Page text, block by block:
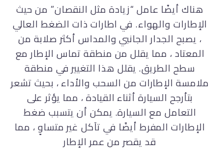
هناك أيضًا عامل “زيادة مثل النقصان” من حيث
الإطارات والهواء. في اطارات ذات الضغط العالي
، يصبح الجدار الجانبي والمداس أكثر صلابة من
المعتاد ، مما يقلل من منطقة تماس الإطار مع
سطح الطريق. يقلل هذا التغيير في منطقة
ملامسة الإطارات من السحب والأداء ، بحيث تشعر
بتأرجح السيارة أثناء القيادة ، مما يؤثر على
التعامل مع السيارة. يمكن أن يتسبب ضغط
الإطارات المفرط أيضًا في تآكل غير متساوٍ ، مما
قد يقصر من عمر الإطار